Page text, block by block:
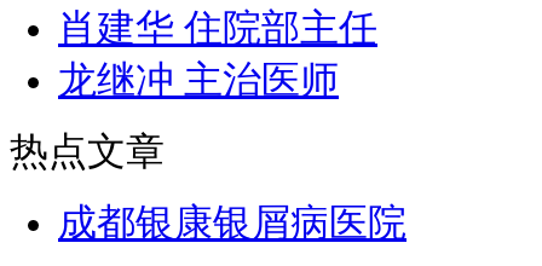
肖建华 住院部主任
龙继冲 主治医师
热点文章
成都银康银屑病医院